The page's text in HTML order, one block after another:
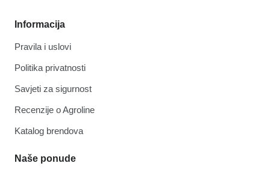
Informacija
Pravila i uslovi
Politika privatnosti
Savjeti za sigurnost
Recenzije o Agroline
Katalog brendova
Naše ponude